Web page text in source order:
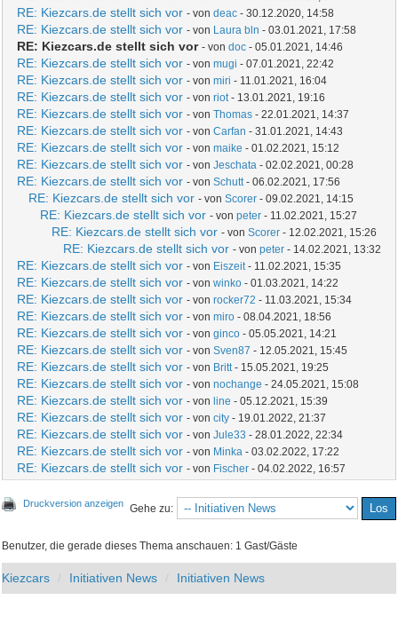
RE: Kiezcars.de stellt sich vor - vondeac - 30.12.2020, 14:58
RE: Kiezcars.de stellt sich vor - von Laura bln - 03.01.2021, 17:58
RE: Kiezcars.de stellt sich vor - vondoc - 05.01.2021, 14:46
RE: Kiezcars.de stellt sich vor - vonmugi - 07.01.2021, 22:42
RE: Kiezcars.de stellt sich vor - vonmiri - 11.01.2021, 16:04
RE: Kiezcars.de stellt sich vor - vonriot- 13.01.2021, 19:16
RE: Kiezcars.de stellt sich vor - vonThomas - 22.01.2021, 14:37
RE: Kiezcars.de stellt sich vor - vonCarfan - 31.01.2021, 14:43
RE: Kiezcars.de stellt sich vor - vonmaike - 01.02.2021, 15:12
RE: Kiezcars.de stellt sich vor - vonJeschata - 02.02.2021, 00:28
RE: Kiezcars.de stellt sich vor - vonSchutt- 06.02.2021, 17:56
RE: Kiezcars.de stellt sich vor - vonScorer - 09.02.2021, 14:15
RE: Kiezcars.de stellt sich vor - vonpeter - 11.02.2021, 15:27
RE: Kiezcars.de stellt sich vor - vonScorer - 12.02.2021, 15:26
RE: Kiezcars.de stellt sich vor - vonpeter - 14.02.2021, 13:32
RE: Kiezcars.de stellt sich vor - von Eiszeit- 11.02.2021, 15:35
RE: Kiezcars.de stellt sich vor - vonwinko - 01.03.2021, 14:22
RE: Kiezcars.de stellt sich vor - vonrocker72 - 11.03.2021, 15:34
RE: Kiezcars.de stellt sich vor - vonmiro - 08.04.2021, 18:56
RE: Kiezcars.de stellt sich vor - vonginco - 05.05.2021, 14:21
RE: Kiezcars.de stellt sich vor - vonSven87 - 12.05.2021, 15:45
RE: Kiezcars.de stellt sich vor - von Britt- 15.05.2021, 19:25
RE: Kiezcars.de stellt sich vor - vonnochange - 24.05.2021, 15:08
RE: Kiezcars.de stellt sich vor - von line - 05.12.2021, 15:39
RE: Kiezcars.de stellt sich vor - voncity - 19.01.2022, 21:37
RE: Kiezcars.de stellt sich vor - vonJule33 - 28.01.2022, 22:34
RE: Kiezcars.de stellt sich vor - von Minka - 03.02.2022, 17:22
RE: Kiezcars.de stellt sich vor - von Fischer - 04.02.2022, 16:57
Druckversion anzeigen Gehe zu:
Benutzer, die gerade dieses Thema anschauen: 1 Gast/Gäste
Kiezcars Initiativen News Initiativen News